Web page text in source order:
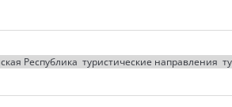
Республика туристические направления